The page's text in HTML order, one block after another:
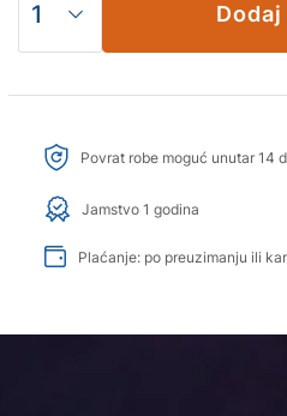
Povrat robe moguć unutar 14
Jamstvo 1 godina
Plaćanje: po preuzimanju ili